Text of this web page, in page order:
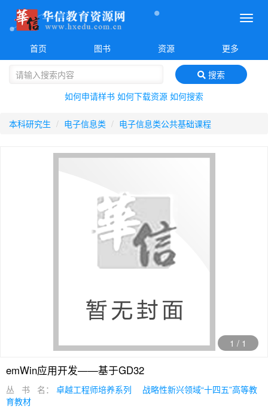
菜
首页
图书 资源 更多
搜索
如何申请样书 如何下载资源 如何搜索
本科研究生 电子信息类 电子信息类公共基础课程
1 / 1
emWin应用开发——基于GD32
丛 书 名： 卓越工程师培养系列
战略性新兴领域“十四五”高等教
育教材